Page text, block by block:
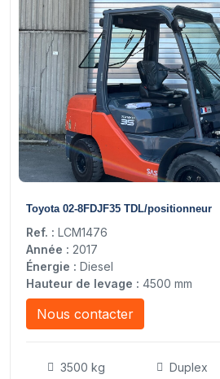
Toyota 02-8FDJF35 TDL/positionneur
Ref. : LCM1476
Année : 2017
Énergie : Diesel
Hauteur de levage : 4500 mm
Nous contacter
3500 kg Duplex